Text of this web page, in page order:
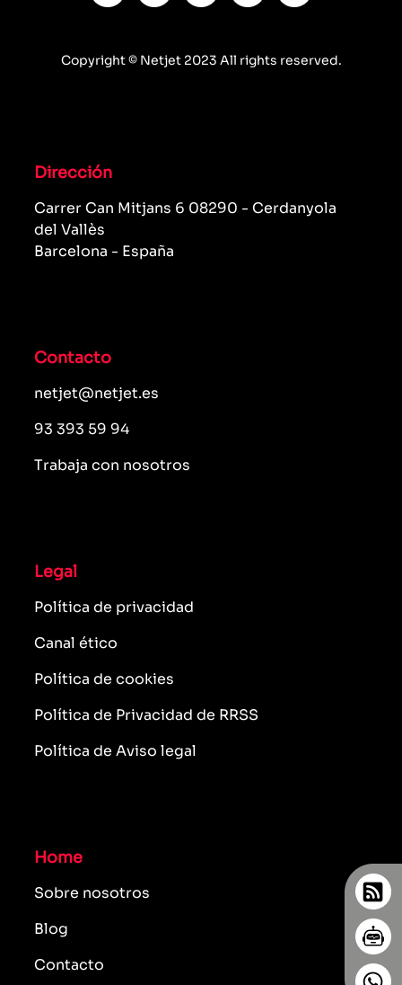
Copyright © Netjet 2023 All rights reserved.
Dirección
Carrer Can Mitjans 6 08290 - Cerdanyola
del Vallès
Barcelona - España
Contacto
netjet@netjet.es
93 393 59 94
Trabaja con nosotros
Legal
Política de privacidad
Canal ético
Política de cookies
Política de Privacidad de RRSS
Política de Aviso legal
Home
Sobre nosotros
Blog
Contacto